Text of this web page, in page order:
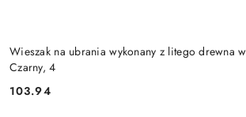
Wieszak na ubrania wykonany z litego drewna
Czarny, 4
Cena:
103.94